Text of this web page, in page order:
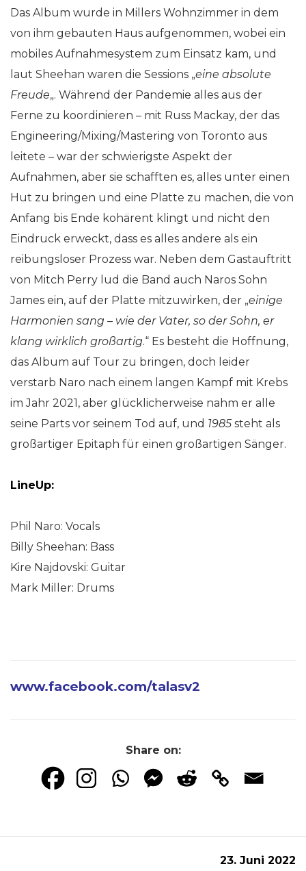
Das Album wurde in Millers Wohnzimmer in dem
von ihm gebauten Haus aufgenommen, wobei ein
mobiles Aufnahmesystem zum Einsatz kam, und
laut Sheehan waren die Sessions „eine absolute
Freude„. Während der Pandemie alles aus der
Ferne zu koordinieren – mit Russ Mackay, der das
Engineering/Mixing/Mastering von Toronto aus
leitete – war der schwierigste Aspekt der
Aufnahmen, aber sie schafften es, alles unter einen
Hut zu bringen und eine Platte zu machen, die von
Anfang bis Ende kohärent klingt und nicht den
Eindruck erweckt, dass es alles andere als ein
reibungsloser Prozess war. Neben dem Gastauftritt
von Mitch Perry lud die Band auch Naros Sohn
James ein, auf der Platte mitzuwirken, der „einige
Harmonien sang – wie der Vater, so der Sohn, er
klang wirklich großartig.“ Es besteht die Hoffnung,
das Album auf Tour zu bringen, doch leider
verstarb Naro nach einem langen Kampf mit Krebs
im Jahr 2021, aber glücklicherweise nahm er alle
seine Parts vor seinem Tod auf, und 1985steht als
großartiger Epitaph für einen großartigen Sänger.
LineUp:
Phil Naro: Vocals
Billy Sheehan: Bass
Kire Najdovski: Guitar
Mark Miller: Drums
www.facebook.com/talasv2
Share on:
23. Juni 2022